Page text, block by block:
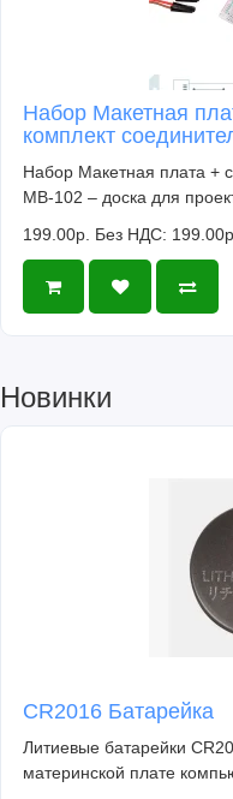
Набор Макетная
комплект
Набор Макетная плата +
MB-102 – доска для
199.00р. Без НДС:
Новинки
CR2016 Батарейка
Литиевые батарейки
материнской плате